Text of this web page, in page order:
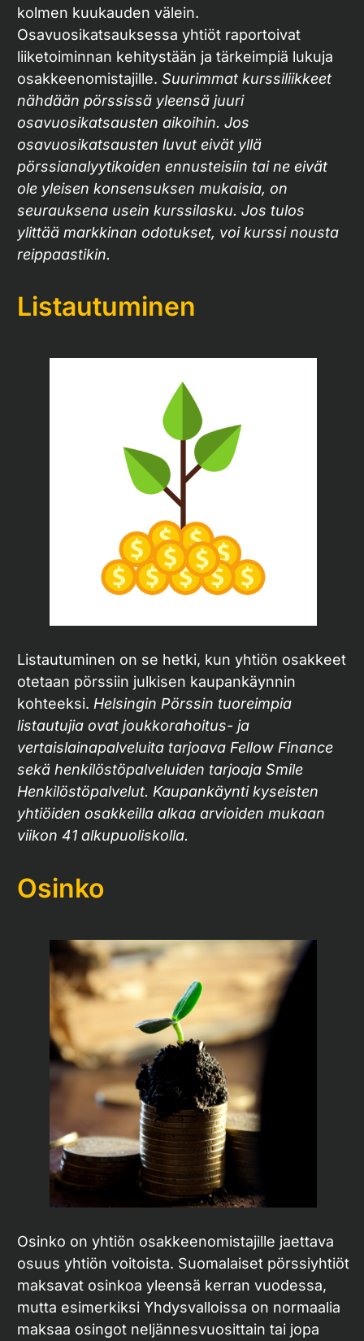
kolmen kuukauden välein.
Osavuosikatsauksessa yhtiöt raportoivat
liiketoiminnan kehitystään ja tärkeimpiä lukuja
osakkeenomistajille. Suurimmat kurssiliikkeet
nähdään pörssissä yleensä juuri
osavuosikatsausten aikoihin. Jos
osavuosikatsausten luvut eivät yllä
pörssianalyytikoiden ennusteisiin tai ne eivät
ole yleisen konsensuksen mukaisia, on
seurauksena usein kurssilasku. Jos tulos
ylittää markkinan odotukset, voi kurssi nousta
reippaastikin.
Listautuminen
Listautuminen on se hetki, kun yhtiön osakkeet
otetaan pörssiin julkisen kaupankäynnin
kohteeksi. Helsingin Pörssin tuoreimpia
listautujia ovat joukkorahoitus- ja
vertaislainapalveluita tarjoava Fellow Finance
sekä henkilöstöpalveluiden tarjoaja Smile
Henkilöstöpalvelut. Kaupankäynti kyseisten
yhtiöiden osakkeilla alkaa arvioiden mukaan
viikon 41 alkupuoliskolla.
Osinko
Osinko on yhtiön osakkeenomistajille jaettava
osuus yhtiön voitoista. Suomalaiset pörssiyhtiöt
maksavat osinkoa yleensä kerran vuodessa,
mutta esimerkiksi Yhdysvalloissa on normaalia
maksaa osingot neljännesvuosittain tai jopa